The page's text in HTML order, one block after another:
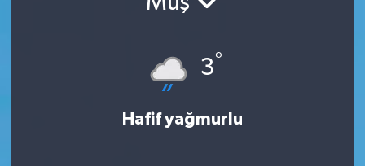
3°
Hafif yağmurlu